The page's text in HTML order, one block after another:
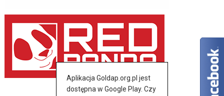
Aplikacja Goldap.org.pl jest
dostępna w Google Play. Czy